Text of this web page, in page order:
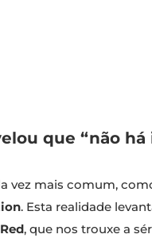
que “não
vez mais comum,
. Esta realidade
, que nos trouxe a